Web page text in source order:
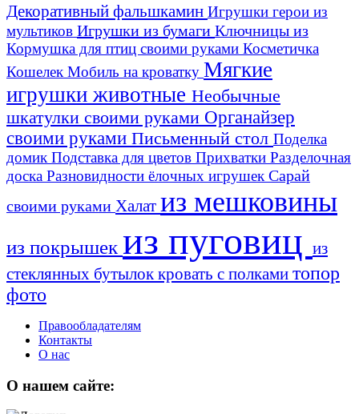
Декоративный фальшкамин Игрушки герои из
мультиков Игрушки из бумаги Ключницы из
Кормушка для птиц своими руками Косметичка
Кошелек Мобиль на кроватку Мягкие
игрушки животные Необычные
шкатулки своими руками Органайзер
своими руками Письменный стол Поделка
домик Подставка для цветов Прихватки Разделочная
доска Разновидности ёлочных игрушек Сарай
своими руками Халат из мешковины
из покрышек из пуговиц из
стеклянных бутылоккровать с полками топор
фото
Правообладателям
Контакты
О нас
О нашем сайте: